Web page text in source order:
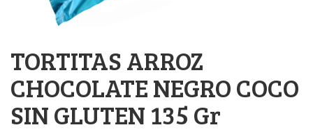
TORTITAS ARROZ
CHOCOLATE NEGRO COCO
SIN GLUTEN 135 Gr